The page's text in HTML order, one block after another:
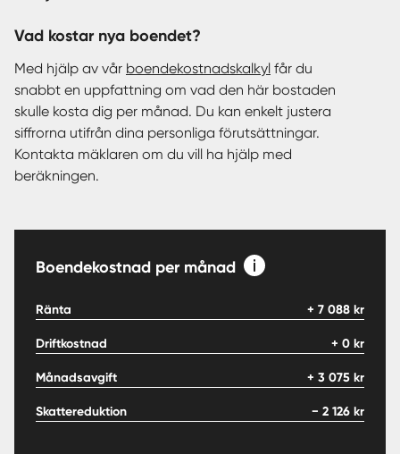
Vad kostar nya boendet?
Med hjälp av vår boendekostnadskalkyl får du
snabbt en uppfattning om vad den här bostaden
skulle kosta dig per månad. Du kan enkelt justera
siffrorna utifrån dina personliga förutsättningar.
Kontakta mäklaren om du vill ha hjälp med
beräkningen.
Boendekostnad per månad
Ränta + 7 088 kr
Driftkostnad + 0 kr
Månadsavgift + 3 075 kr
Skattereduktion − 2 126 kr